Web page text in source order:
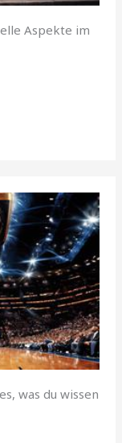
Aspekte im
was du wissen